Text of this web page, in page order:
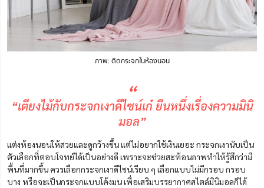
ภาพ: ติดกระจกในห้องนอน
“
“เตียงไม้กับกระจกเงาดีไซน์เก๋ ยืนหนึ่งเรื่องความมินิ
มอล”
แต่งห้องนอนให้สวยและดูกว้างขึ้น แต่ไม่อยากใช้เงินเยอะ กระจกเงานับเป็น
ตัวเลือกที่ตอบโจทย์ได้เป็นอย่างดี เพราะจะช่วยสะท้อนภาพทำให้รู้สึกว่ามี
พื้นที่มากขึ้น ควรเลือกกระจกเงาดีไซน์เรียบ ๆ เลือกแบบไม่มีกรอบ กรอบ
บาง หรือจะเป็นกระจกแบบโค้งมน เพื่อเสริมบรรยากาศสไตล์มินิมอลก็ได้